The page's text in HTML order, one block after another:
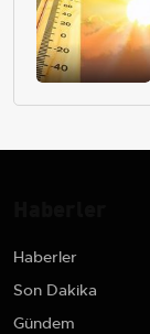
Haberler
Son Dakika
Gündem